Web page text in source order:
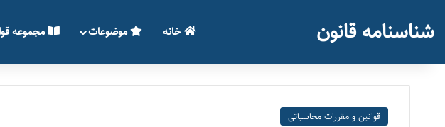
شناسنامه قانون خانه موضوعات مجموعه
قوانین و مقررات محاسباتی